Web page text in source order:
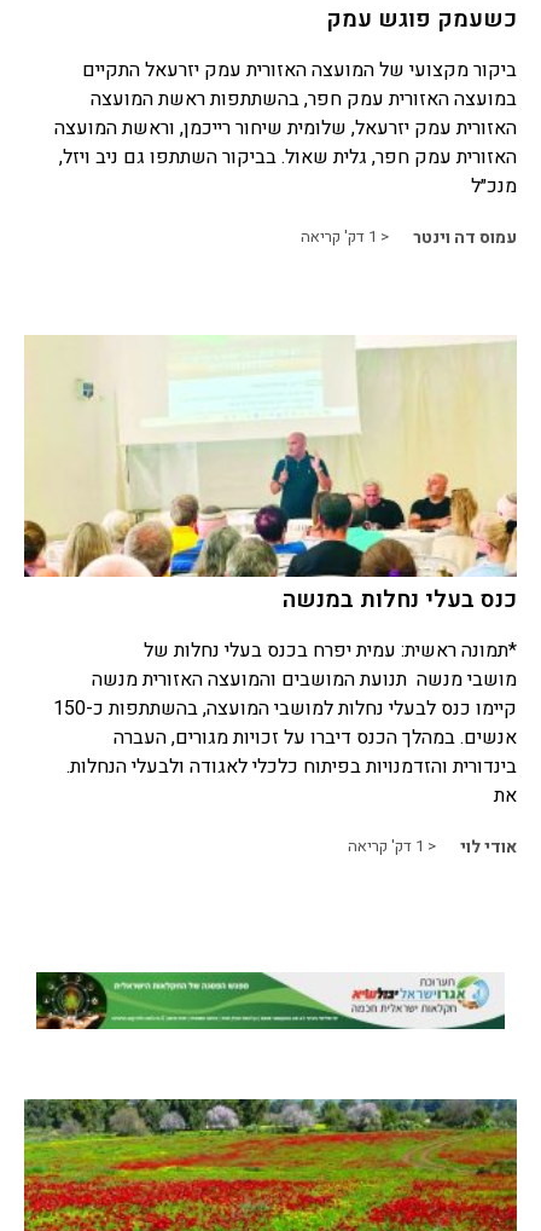
כשעמק פוגש עמק
ביקור מקצועי של המועצה האזורית עמק יזרעאל התקיים
במועצה האזורית עמק חפר, בהשתתפות ראשת המועצה
האזורית עמק יזרעאל, שלומית שיחור רייכמן, וראשת המועצה
האזורית עמק חפר, גלית שאול. בביקור השתתפו גם ניב ויזל,
מנכ״ל
עמוס דה וינטר < 1 דק' קריאה
כנס בעלי נחלות במנשה
*תמונה ראשית: עמית יפרח בכנס בעלי נחלות של
מושבי מנשה תנועת המושבים והמועצה האזורית מנשה
קיימו כנס לבעלי נחלות למושבי המועצה, בהשתתפות כ-150
אנשים. במהלך הכנס דיברו על זכויות מגורים, העברה
בינדורית והזדמנויות בפיתוח כלכלי לאגודה ולבעלי הנחלות.
את
אודי לוי < 1 דק' קריאה